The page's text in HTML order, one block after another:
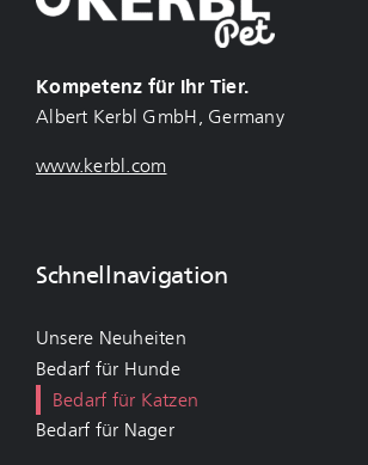
Kompetenz für Ihr Tier.
Albert Kerbl GmbH, Germany
www.kerbl.com
Schnellnavigation
Unsere Neuheiten
Bedarf für Hunde
Bedarf für Katzen
Bedarf für Nager